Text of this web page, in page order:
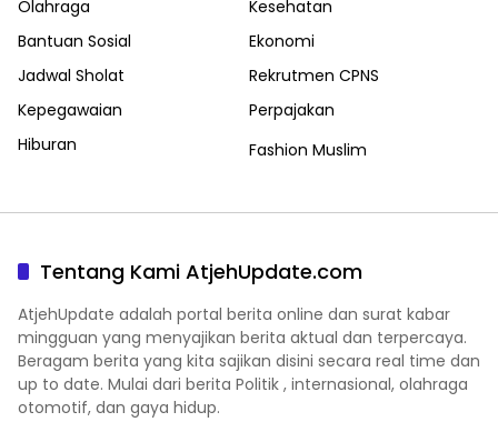
Olahraga
Kesehatan
Bantuan Sosial
Ekonomi
Jadwal Sholat
Rekrutmen CPNS
Kepegawaian
Perpajakan
Hiburan
Fashion Muslim
Tentang Kami AtjehUpdate.com
AtjehUpdate adalah portal berita online dan surat kabar
mingguan yang menyajikan berita aktual dan terpercaya.
Beragam berita yang kita sajikan disini secara real time dan
up to date. Mulai dari berita Politik , internasional, olahraga
otomotif, dan gaya hidup.